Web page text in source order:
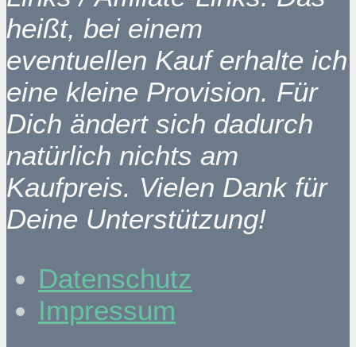
heißt, bei einem
eventuellen Kauf erhalte ich
eine kleine Provision. Für
Dich ändert sich dadurch
natürlich nichts am
Kaufpreis. Vielen Dank für
Deine Unterstützung!
Datenschutz
Impressum